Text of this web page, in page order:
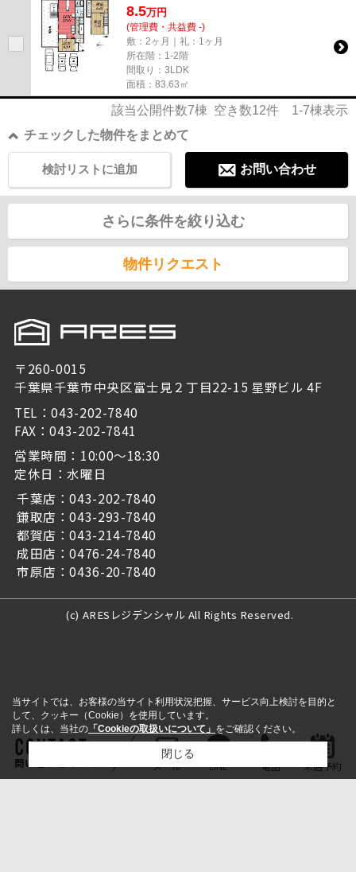
8.5万円
(管理費・共益費 -)
敷：2ヶ月｜礼：1ヶ月
所在階：1-2階
間取り：3LDK
面積：83.63㎡
該当公開件数7棟 空き数12件 1-7棟表示
チェックした物件をまとめて
お問い合わせ
検討リストに追加
さらに条件を絞り込む
物件リクエスト
〒260-0015
千葉県千葉市中央区富士見２丁目22-15 星野ビル 4F
TEL：043-202-7840
FAX：043-202-7841
営業時間：10:00～18:30
定休日：水曜日
千葉店：043-202-7840
鎌取店：043-293-7840
都賀店：043-214-7840
成田店：0476-24-7840
市原店：0436-20-7840
(c) ARESレジデンシャル All Rights Reserved.
問い合わせをする メール LINE 電話 来店予約
当サイトでは、お客様の当サイト利用状況把握、サービス向上検討を目的と
して、クッキー（Cookie）を使用しています。
詳しくは、当社の 「Cookieの取扱いについて」 をご確認ください。
閉じる